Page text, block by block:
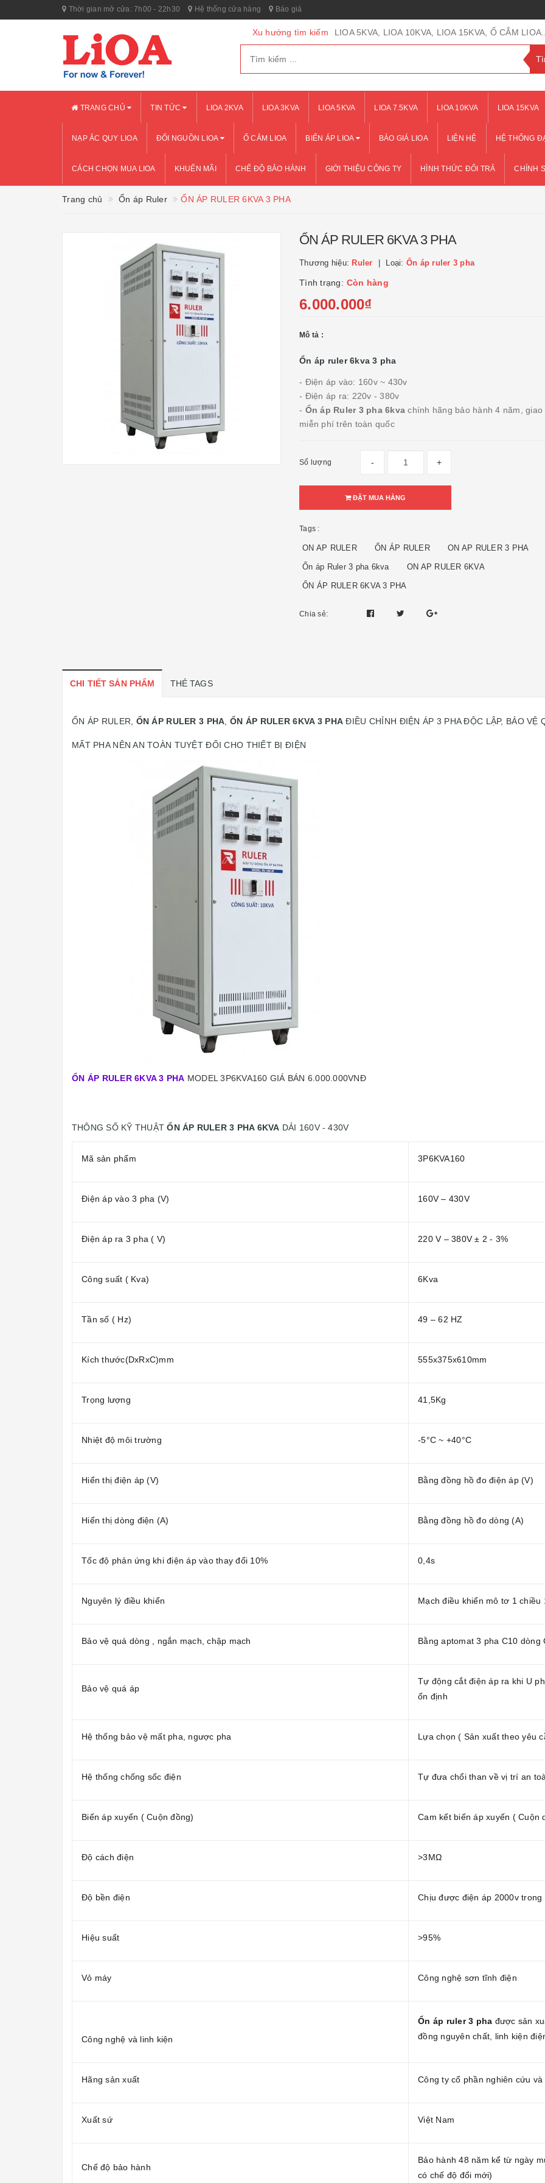
Thời gian mở cửa: 7h00 - 22h30 Hệ thống cửa hàng Báo giá
Xu hướng tìm kiếm LIOA 5KVA, LIOA 10KVA, LIOA 15KVA, Ổ CẮM
TRANG CHỦ TIN TỨC LIOA 2KVA LIOA 3KVA LIOA 5KVA LIOA 7.5KVA LIOA 10KVA LIOA 15KVA
NẠP ẮC QUY LIOA ĐỔI NGUỒN LIOA Ổ CẮM LIOA BIẾN ÁP LIOA BÁO GIÁ LIOA LIỆN HỆ HỆ THỐNG
CÁCH CHỌN MUA LIOA KHUẾN MÃI CHẾ ĐỘ BẢO HÀNH GIỚI THIỆU CÔNG TY HÌNH THỨC ĐỔI TRẢ CHÍNH
Trang chủ Ổn áp Ruler ỔN ÁP RULER 6KVA 3 PHA
ỔN ÁP RULER 6KVA 3 PHA
Thương hiệu: Ruler Loại: Ổn áp ruler 3 pha
Tình trạng: Còn hàng
6.000.000₫
Mô tả :
Ổn áp ruler 6kva 3 pha
- Điện áp vào: 160v ~ 430v
- Điện áp ra: 220v - 380v
- Ổn áp Ruler 3 pha 6kvachính hãng bảo hành 4 năm, giao
miễn phí trên toàn quốc
Số lượng - +
ĐẶT MUA HÀNG
Tags :
ON AP RULER ỔN ÁP RULER ON AP RULER 3 PHA
Ổn áp Ruler 3 pha 6kva ON AP RULER 6KVA
ỔN ÁP RULER 6KVA 3 PHA
Chia sẻ:
CHI TIẾT SẢN PHẨM THẺ TAGS
ỔN ÁP RULER, ỔN ÁP RULER 3 PHA ỔN ÁP RULER 6KVA 3 PHA ĐIỀU CHỈNH ĐIỆN ÁP 3 PHA ĐỘC LẬP, BẢO VỆ
MẤT PHA NÊN AN TOÀN TUYỆT ĐỐI CHO THIẾT BỊ ĐIỆN
ỔN ÁP RULER 6KVA 3 PHA MODEL 3P6KVA160 GIÁ BÁN 6.000.000VNĐ
THÔNG SỐ KỸ THUẬTỔN ÁP RULER 3 PHA 6KVA DẢI 160V - 430V
Mã sản phẩm 3P6KVA160
Điện áp vào 3 pha (V) 160V – 430V
Điện áp ra 3 pha ( V) 220 V – 380V ± 2 - 3%
Công suất ( Kva) 6Kva
Tần số ( Hz) 49 – 62 HZ
Kích thước(DxRxC)mm 555x375x610mm
Trọng lượng 41,5Kg
Nhiệt độ môi trường -5°C ~ +40°C
Hiển thị điện áp (V) Bằng đồng hồ đo điện áp (V)
Hiển thị dòng điện (A) Bằng đồng hồ đo dòng (A)
Tốc độ phản ứng khi điện áp vào thay đổi 10% 0,4s
Nguyên lý điều khiển Mạch điều khiển mô tơ 1 chiều
Bảo vệ quá dòng , ngắn mạch, chập mạch Bằng aptomat 3 pha C10 dòng
Bảo vệ quá áp
Tự động cắt điện áp ra khi U
ổn định
Hệ thống bảo vệ mất pha, ngược pha Lựa chọn ( Sản xuất theo yêu
Hệ thống chống sốc điện Tự đưa chổi than về vị trí an
Biến áp xuyến ( Cuộn đồng) Cam kết biến áp xuyến ( Cuộn
Độ cách điện >3MΩ
Độ bền điện Chịu được điện áp 2000v trong
Hiệu suất >95%
Vỏ máy Công nghệ sơn tĩnh điện
Công nghệ và linh kiện
Ổn áp ruler 3 pha được sản
đồng nguyên chất, linh kiện
Hãng sản xuất Công ty cổ phần nghiên cứu
Xuất sứ Việt Nam
Chế độ bảo hành
Bảo hành 48 năm kể từ ngày
có chế độ đổi mới)